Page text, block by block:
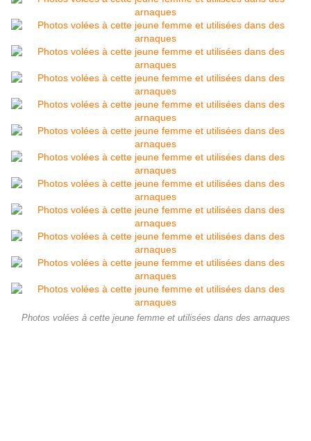
Photos volées à cette jeune femme et utilisées dans des arnaques